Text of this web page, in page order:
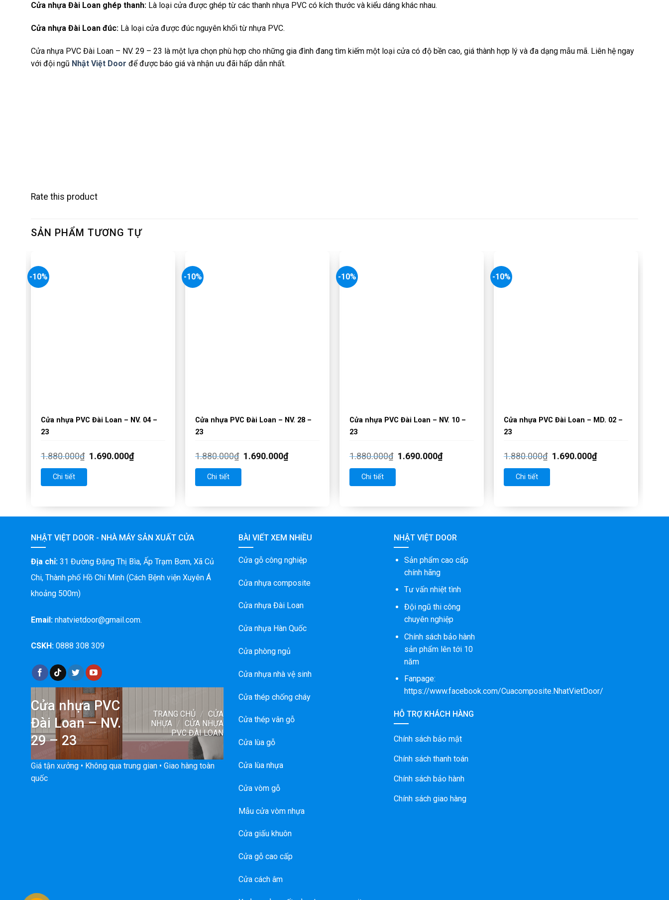
Cửa nhựa Đài Loan ghép thanh: Là loại cửa được ghép từ các thanh nhựa PVC có kích thước và kiểu dáng khác nhau.
Cửa nhựa Đài Loan đúc: Là loại cửa được đúc nguyên khối từ nhựa PVC.
Cửa nhựa PVC Đài Loan – NV. 29 – 23 là một lựa chọn phù hợp cho những gia đình đang tìm kiếm một loại cửa có độ bền cao, giá thành hợp lý và đa dạng mẫu mã. Liên hệ ngay
với đội ngũ Nhật Việt Door để được báo giá và nhận ưu đãi hấp dẫn nhất.
Rate this product
SẢN PHẨM TƯƠNG TỰ
-10%
Cửa nhựa PVC Đài Loan – NV. 04 –
23
1.880.000₫ 1.690.000₫
Chi tiết
-10%
Cửa nhựa PVC Đài Loan – NV. 28 –
23
1.880.000₫ 1.690.000₫
Chi tiết
-10%
Cửa nhựa PVC Đài Loan – NV. 10 –
23
1.880.000₫ 1.690.000₫
Chi tiết
-10%
Cửa nhựa PVC Đài Loan – MD. 02 –
23
1.880.000₫ 1.690.000₫
Chi tiết
NHẬT VIỆT DOOR - NHÀ MÁY SẢN XUẤT CỬA
Địa chỉ: 31 Đường Đặng Thị Bìa, Ấp Trạm Bơm, Xã Củ
Chi, Thành phố Hồ Chí Minh (Cách Bệnh viện Xuyên Á
khoảng 500m)
Email: nhatvietdoor@gmail.com.
CSKH: 0888 308 309
Cửa nhựa PVC
Đài Loan – NV.
29 – 23
TRANG CHỦ / CỬA
NHỰA / CỬA NHỰA
PVC ĐÀI LOAN
Giá tận xưởng • Không qua trung gian • Giao hàng toàn
quốc
BÀI VIẾT XEM NHIỀU
Cửa gỗ công nghiệp
Cửa nhựa composite
Cửa nhựa Đài Loan
Cửa nhựa Hàn Quốc
Cửa phòng ngủ
Cửa nhựa nhà vệ sinh
Cửa thép chống cháy
Cửa thép vân gỗ
Cửa lùa gỗ
Cửa lùa nhựa
Cửa vòm gỗ
Mẫu cửa vòm nhựa
Cửa giấu khuôn
Cửa gỗ cao cấp
Cửa cách âm
NHẬT VIỆT DOOR
Sản phẩm cao cấp
chính hãng
Tư vấn nhiệt tình
Đội ngũ thi công
chuyên nghiệp
Chính sách bảo hành
sản phẩm lên tới 10
năm
Fanpage:
https://www.facebook.com/Cuacomposite.NhatVietDoor/
HỖ TRỢ KHÁCH HÀNG
Chính sách bảo mật
Chính sách thanh toán
Chính sách bảo hành
Chính sách giao hàng